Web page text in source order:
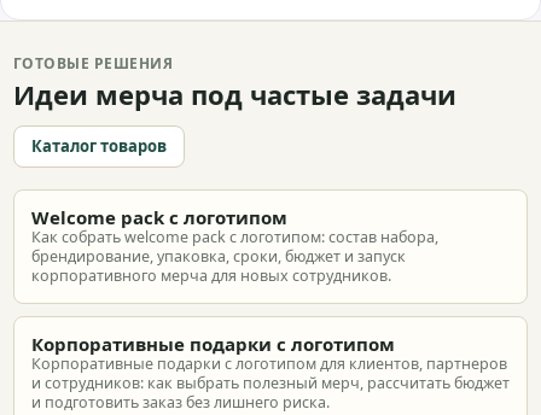
ГОТОВЫЕ РЕШЕНИЯ
Идеи мерча под частые задачи
Каталог товаров
Welcome pack с логотипом
Как собрать welcome pack с логотипом: состав набора,
брендирование, упаковка, сроки, бюджет и запуск
корпоративного мерча для новых сотрудников.
Корпоративные подарки с логотипом
Корпоративные подарки с логотипом для клиентов, партнеров
и сотрудников: как выбрать полезный мерч, рассчитать бюджет
и подготовить заказ без лишнего риска.